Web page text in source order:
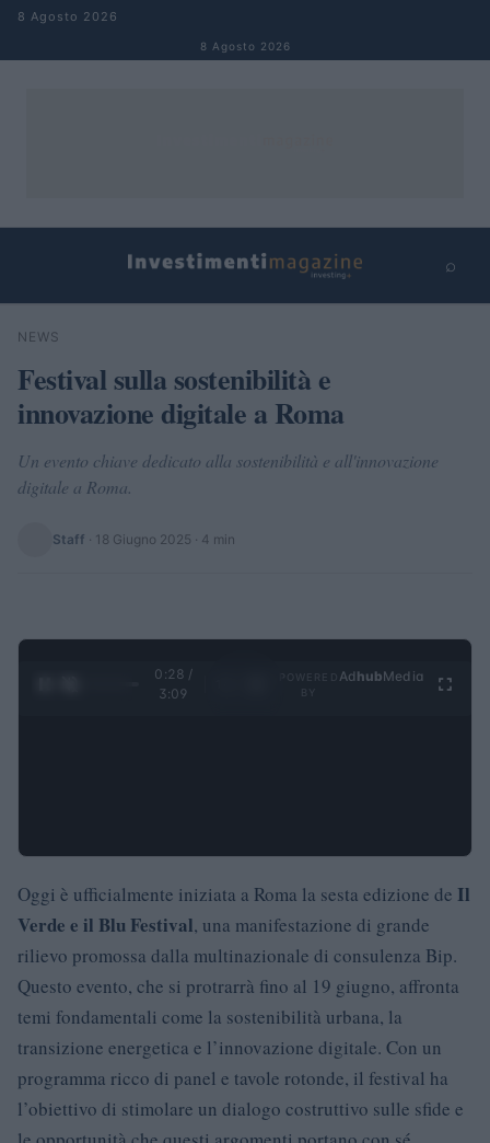
Salta al contenuto
8 Agosto 2026
8 Agosto 2026
⌕
Cerca
NEWS
Festival sulla sostenibilità e
innovazione digitale a Roma
Un evento chiave dedicato alla sostenibilità e all'innovazione
digitale a Roma.
Staff · 18 Giugno 2025 · 4 min
0:29 /
3:09
Ad hubMedia
Oggi è ufficialmente iniziata a Roma la sesta edizione de Il
Verde e il Blu Festival, una manifestazione di grande
rilievo promossa dalla multinazionale di consulenza Bip.
Questo evento, che si protrarrà fino al 19 giugno, affronta
temi fondamentali come la sostenibilità urbana, la
transizione energetica e l’innovazione digitale. Con un
programma ricco di panel e tavole rotonde, il festival ha
l’obiettivo di stimolare un dialogo costruttivo sulle sfide e